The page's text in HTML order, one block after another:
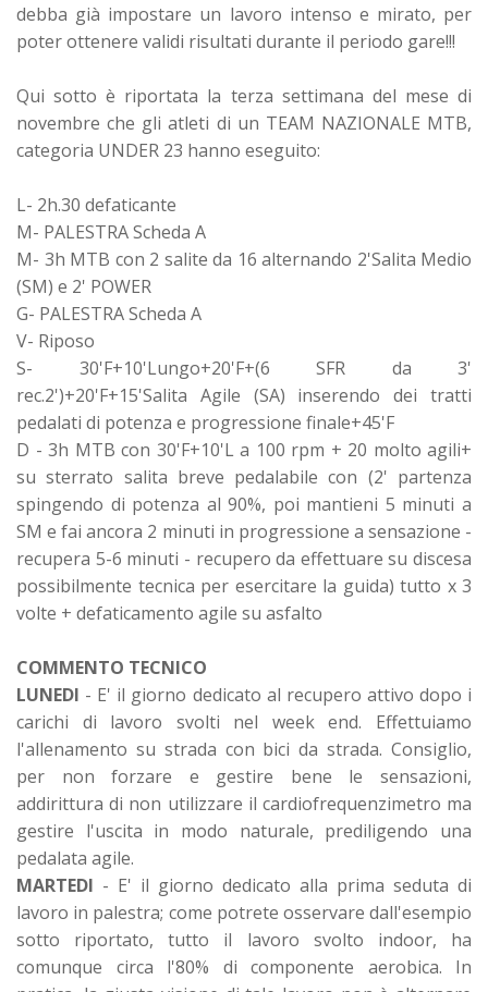
debba già impostare un lavoro intenso e mirato, per
poter ottenere validi risultati durante il periodo gare!!!
Qui sotto è riportata la terza settimana del mese di
novembre che gli atleti di un TEAM NAZIONALE MTB,
categoria UNDER 23 hanno eseguito:
L- 2h.30 defaticante
M- PALESTRA Scheda A
M- 3h MTB con 2 salite da 16 alternando 2'Salita Medio
(SM) e 2' POWER
G- PALESTRA Scheda A
V- Riposo
S- 30'F+10'Lungo+20'F+(6 SFR da 3'
rec.2')+20'F+15'Salita Agile (SA) inserendo dei tratti
pedalati di potenza e progressione finale+45'F
D - 3h MTB con 30'F+10'L a 100 rpm + 20 molto agili+
su sterrato salita breve pedalabile con (2' partenza
spingendo di potenza al 90%, poi mantieni 5 minuti a
SM e fai ancora 2 minuti in progressione a sensazione -
recupera 5-6 minuti - recupero da effettuare su discesa
possibilmente tecnica per esercitare la guida) tutto x 3
volte + defaticamento agile su asfalto
COMMENTO TECNICO
LUNEDI - E' il giorno dedicato al recupero attivo dopo i
carichi di lavoro svolti nel week end. Effettuiamo
l'allenamento su strada con bici da strada. Consiglio,
per non forzare e gestire bene le sensazioni,
addirittura di non utilizzare il cardiofrequenzimetro ma
gestire l'uscita in modo naturale, prediligendo una
pedalata agile.
MARTEDI - E' il giorno dedicato alla prima seduta di
lavoro in palestra; come potrete osservare dall'esempio
sotto riportato, tutto il lavoro svolto indoor, ha
comunque circa l'80% di componente aerobica. In